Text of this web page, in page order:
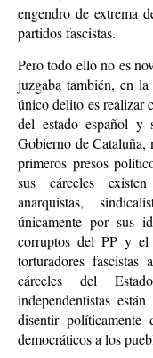
engendro de extrema
partidos fascistas.
Pero todo ello no es
juzgaba también, en
único delito es realizar
del estado español y
Gobierno de
primeros presos
sus cárceles
anarquistas,
únicamente por sus
corruptos del PP y
torturadores fascistas
cárceles del
independentistas
disentir
democráticos a los